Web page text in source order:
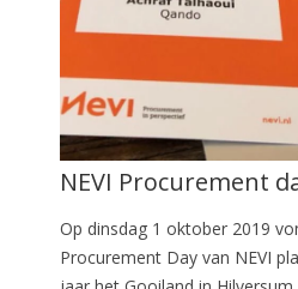
NEVI Procurement
Op dinsdag 1 oktober 2019
Procurement Day van NEVI